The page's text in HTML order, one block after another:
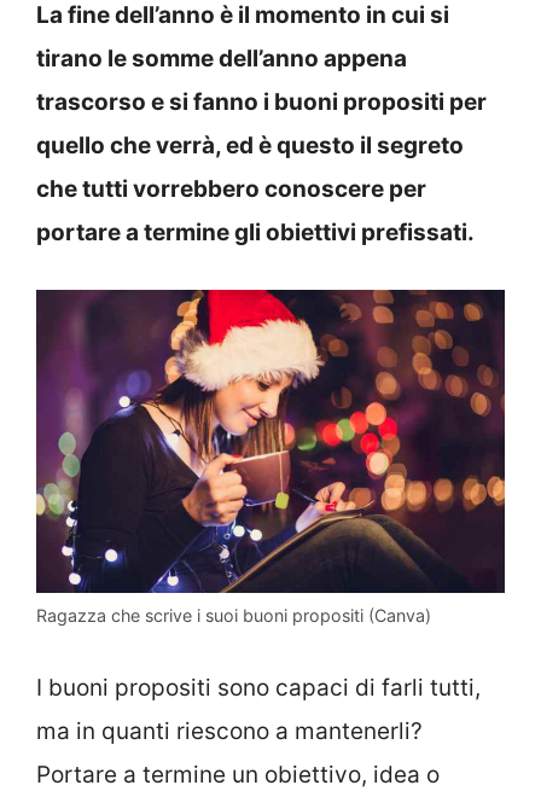
La fine dell’anno è il momento in cui si
tirano le somme dell’anno appena
trascorso e si fanno i buoni propositi per
quello che verrà, ed è questo il segreto
che tutti vorrebbero conoscere per
portare a termine gli obiettivi prefissati.
Ragazza che scrive i suoi buoni propositi (Canva)
I buoni propositi sono capaci di farli tutti,
ma in quanti riescono a mantenerli?
Portare a termine un obiettivo, idea o